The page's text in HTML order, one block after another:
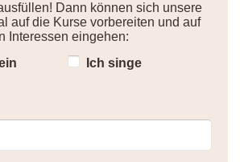
Dann können sich unsere
auf die Kurse vorbereiten und auf
Interessen eingehen:
Ich singe